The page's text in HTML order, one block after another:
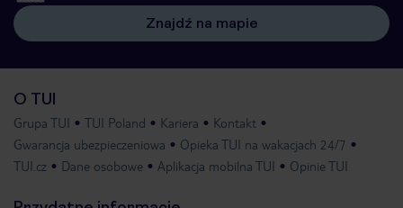
Znajdź na mapie
O TUI
Grupa TUI TUI Poland Kariera
Kontakt
Gwarancja ubezpieczeniowa
Opieka TUI na wakacjach 24/7
TUI.cz
Dane osobowe Aplikacja mobilna TUI Opinie TUI